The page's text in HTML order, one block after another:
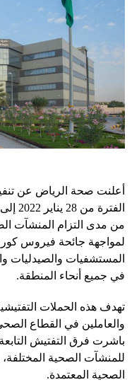
من مدى التزام المنشآت
المستشفيات والصيدليات
في جميع أنحاء المنطقة.
تهدف هذه الحملات
والعاملين في القطاع
باشرت فرق التفتيش
للمنشآت الصحية
الصحية المعتمدة.